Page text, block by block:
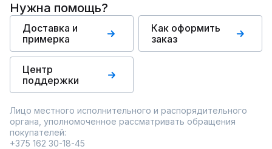
Нужна помощь?
Доставка и
примерка
Как оформить
заказ
Центр
поддержки
Лицо местного исполнительного и распорядительного
органа, уполномоченное рассматривать обращения
покупателей:
+375 162 30-18-45